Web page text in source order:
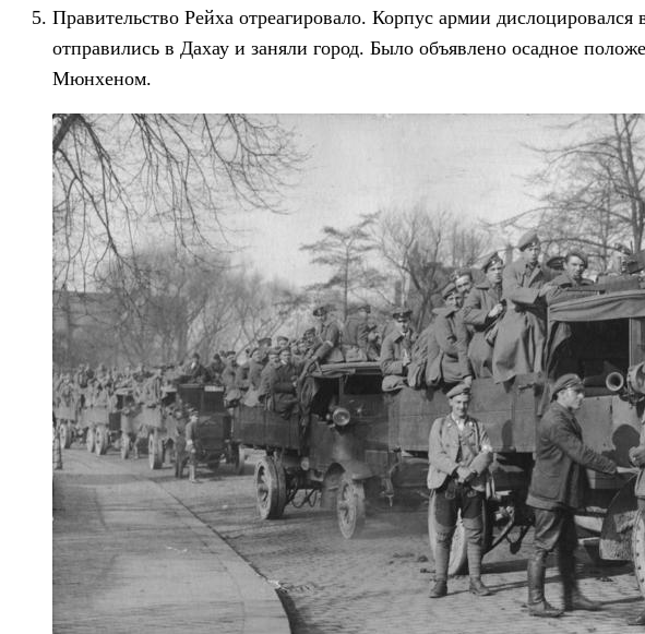
Правительство Рейха отреагировало. Корпус армии
отправились в Дахау и заняли город. Было объявлено осадное
Мюнхеном.